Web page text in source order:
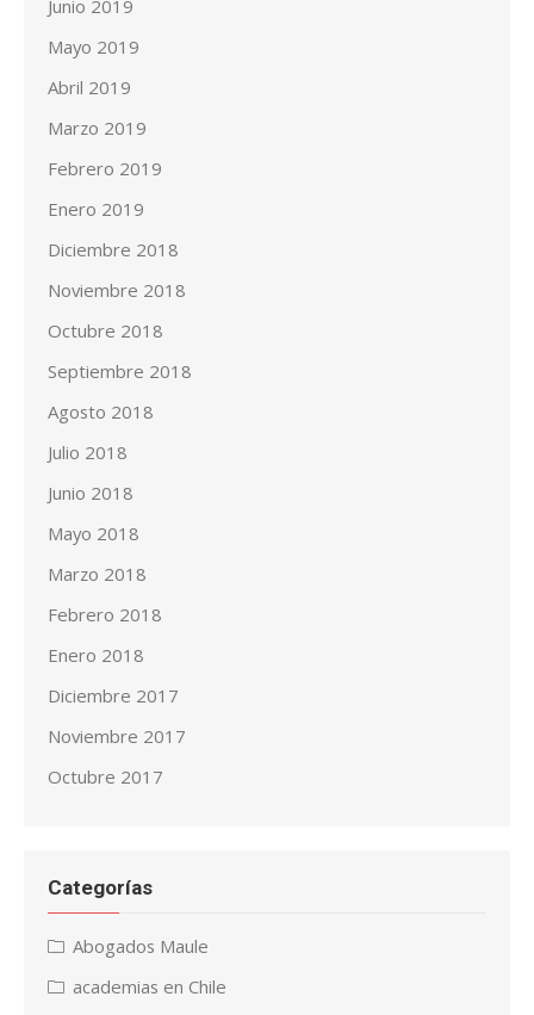
Junio 2019
Mayo 2019
Abril 2019
Marzo 2019
Febrero 2019
Enero 2019
Diciembre 2018
Noviembre 2018
Octubre 2018
Septiembre 2018
Agosto 2018
Julio 2018
Junio 2018
Mayo 2018
Marzo 2018
Febrero 2018
Enero 2018
Diciembre 2017
Noviembre 2017
Octubre 2017
Categorías
Abogados Maule
academias en Chile